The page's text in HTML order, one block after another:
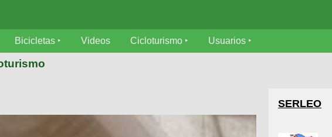
Bicicletas Videos Cicloturismo Usuarios
SERLEO